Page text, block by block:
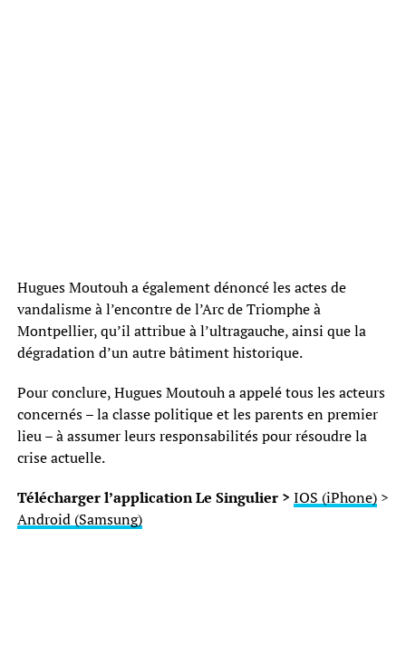
Hugues Moutouh a également dénoncé les actes de
vandalisme à l’encontre de l’Arc de Triomphe à
Montpellier, qu’il attribue à l’ultragauche, ainsi que la
dégradation d’un autre bâtiment historique.
Pour conclure, Hugues Moutouh a appelé tous les acteurs
concernés – la classe politique et les parents en premier
lieu – à assumer leurs responsabilités pour résoudre la
crise actuelle.
Télécharger l’application Le Singulier > IOS (iPhone)>
Android (Samsung)